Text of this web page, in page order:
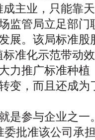
主业，只能靠
管局立足部门
展。该局标准股
准化示范带动
力推广标准种植
变，而且还成为
参与企业之一
批准该公司承